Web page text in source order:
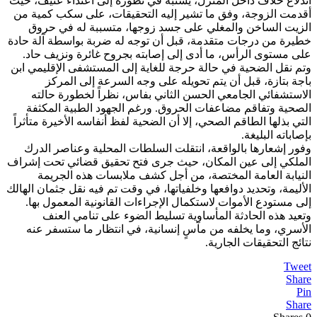
أقدمت الزوجة، وفق ما تشير إليه التحقيقات، على سكب كمية من
الزيت الساخن والمغلي على جسد زوجها، متسببة له في حروق
خطيرة من درجات متقدمة، قبل أن توجه له ضربة بواسطة آلة حادة
على مستوى الرأس، ما أدى إلى إصابته بجروح غائرة ونزيف حاد.
وتم نقل الضحية في حالة حرجة للغاية إلى المستشفى الإقليمي ابن
باجة بتازة، قبل أن يتم تحويله على وجه السرعة إلى المركز
الاستشفائي الجامعي الحسن الثاني بفاس، نظراً لخطورة حالته
الصحية وتفاقم مضاعفات الحروق. ورغم الجهود الطبية المكثفة
التي بذلها الطاقم الصحي، إلا أن الضحية لفظ أنفاسه الأخيرة متأثراً
بإصاباته البليغة.
وفور إشعارها بالواقعة، انتقلت السلطات المحلية وعناصر الدرك
الملكي إلى عين المكان، حيث جرى فتح تحقيق قضائي تحت إشراف
النيابة العامة المختصة، من أجل كشف ملابسات هذه الجريمة
الأليمة، وتحديد دوافعها وخلفياتها، في وقت تم فيه نقل جثمان الهالك
إلى مستودع الأموات لاستكمال الإجراءات القانونية المعمول بها.
وتعيد هذه الحادثة المأساوية تسليط الضوء على تنامي العنف
الأسري، وما يخلفه من مآسٍ إنسانية، في انتظار ما ستسفر عنه
نتائج التحقيقات الجارية.
Tweet
Share
Pin
Share